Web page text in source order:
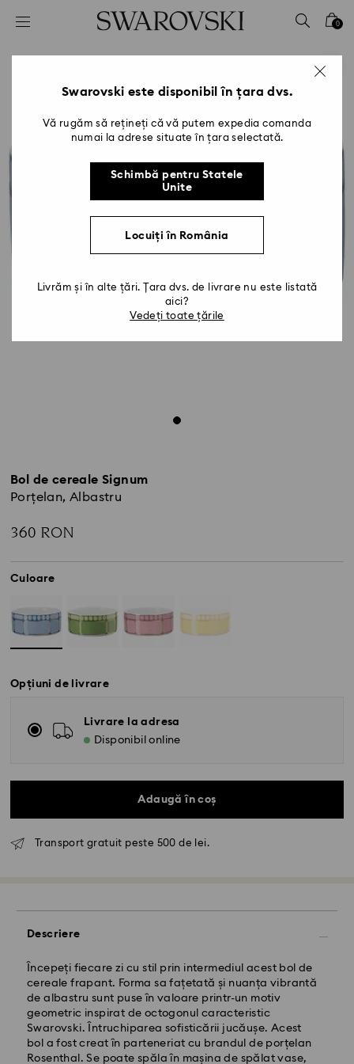
Accesskeys list
2 - Subsol
0
Bol de cereale Signum
Porțelan, Albastru
360 RON
Culoare
Opțiuni de livrare
Livrare la adresa
Disponibil online
Adaugă în coș
Transport gratuit peste 500 de lei.
Descriere
Începeți fiecare zi cu stil prin intermediul acest bol de
cereale frapant. Forma sa fațetată și nuanța vibrantă
de albastru sunt puse în valoare printr-un motiv
geometric inspirat de octogonul caracteristic
Swarovski. Întruchiparea sofisticării jucăușe. Acest
bol a fost creat în parteneriat cu brandul de porțelan
Rosenthal. Se poate spăla în mașina de spălat vase,
procesare și expediere
Livrare standard gratuită peste: RON 500
Livrare expres - FedEx
Comenzile plasate de luni până vineri până la ora
Swarovski este disponibil în țara dvs.
Vă rugăm să rețineți că vă putem expedia comanda
numai la adrese situate în țara selectată.
Schimbă pentru Statele
Unite
Locuiți în România
Livrăm și în alte țări. Țara dvs. de livrare nu este listată
aici?
Vedeți toate țările